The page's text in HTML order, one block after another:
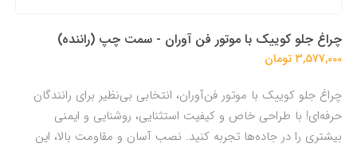
چراغ جلو کوییک با موتور فن آوران - سمت چپ (راننده)
3,577,000 تومان
چراغ جلو کوییک با موتور فن‌آوران، انتخابی بی‌نظیر برای رانندگان
حرفه‌ای! با طراحی خاص و کیفیت استثنایی، روشنایی و ایمنی
بیشتری را در جاده‌ها تجربه کنید. نصب آسان و مقاومت بالا، این